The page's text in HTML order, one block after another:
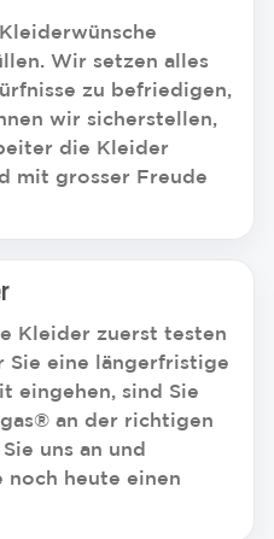
Wir setzen alles
zu befriedigen,
wir sicherstellen,
die Kleider
mit grosser Freude
Kleider zuerst testen
Sie eine längerfristige
eingehen, sind Sie
an der richtigen
uns an und
noch heute einen